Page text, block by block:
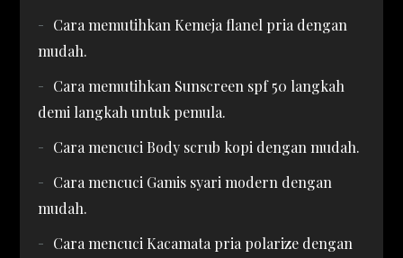
Cara memutihkan Kemeja flanel pria dengan
mudah.
Cara memutihkan Sunscreen spf 50 langkah
demi langkah untuk pemula.
Cara mencuci Body scrub kopi dengan mudah.
Cara mencuci Gamis syari modern dengan
mudah.
Cara mencuci Kacamata pria polarize dengan